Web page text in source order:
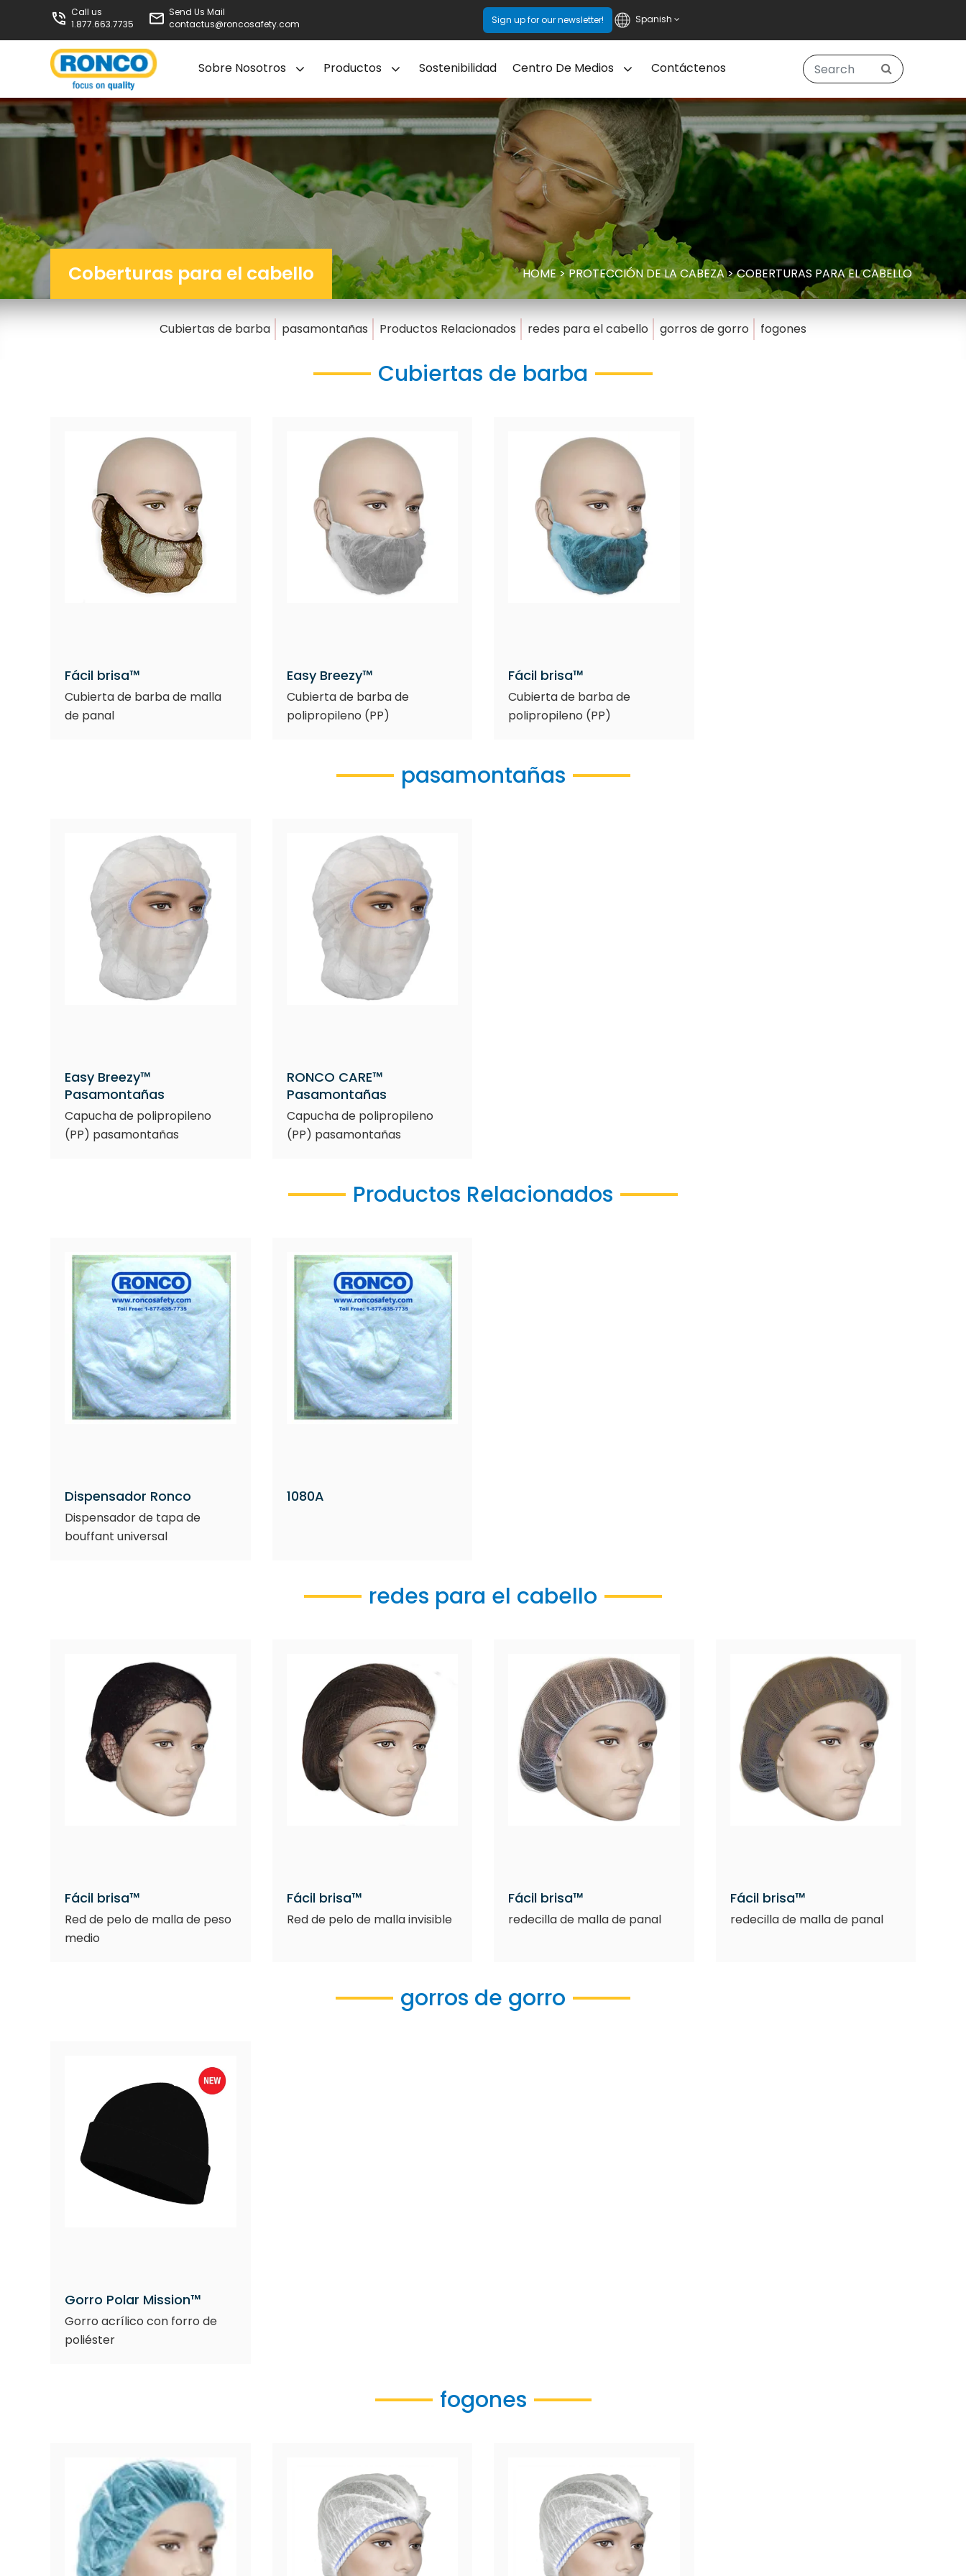
Call us
1.877.663.7735
Send Us Mail
contactus@roncosafety.com
Sign up for our newsletter! Spanish
Sobre Nosotros Productos Sostenibilidad Centro De Medios Contáctenos
Coberturas para el cabello HOME>PROTECCIÓN DE LA CABEZA>COBERTURAS PARA EL CABELLO
Cubiertas de barba pasamontañas Productos Relacionados redes para el cabello gorros de gorro fogones
Cubiertas de barba
Fácil brisa™
Cubierta de barba de malla
de panal
Easy Breezy™
Cubierta de barba de
polipropileno (PP)
Fácil brisa™
Cubierta de barba de
polipropileno (PP)
pasamontañas
Easy Breezy™
Pasamontañas
Capucha de polipropileno
(PP) pasamontañas
RONCO CARE™
Pasamontañas
Capucha de polipropileno
(PP) pasamontañas
Productos Relacionados
Dispensador Ronco
Dispensador de tapa de
bouffant universal
1080A
redes para el cabello
Fácil brisa™
Red de pelo de malla de peso
medio
Fácil brisa™
Red de pelo de malla invisible
Fácil brisa™
redecilla de malla de panal
Fácil brisa™
redecilla de malla de panal
gorros de gorro
Gorro Polar Mission™
Gorro acrílico con forro de
poliéster
fogones